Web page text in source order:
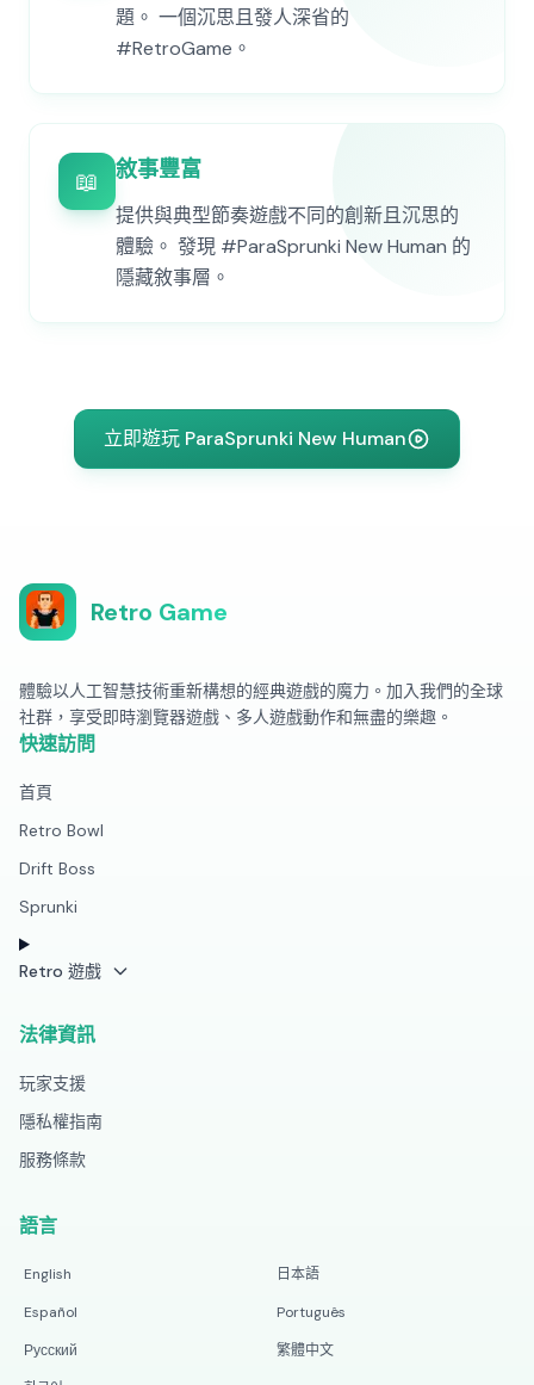
題。 一個沉思且發人深省的
#RetroGame。
📖 敘事豐富
提供與典型節奏遊戲不同的創新且沉思的
體驗。 發現 #ParaSprunki New Human 的
隱藏敘事層。
立即遊玩 ParaSprunki New Human
Retro Game
體驗以人工智慧技術重新構想的經典遊戲的魔力。加入我們的全球
社群，享受即時瀏覽器遊戲、多人遊戲動作和無盡的樂趣。
快速訪問
首頁
Retro Bowl
Drift Boss
Sprunki
Retro 遊戲
法律資訊
玩家支援
隱私權指南
服務條款
語言
English
日本語
Español
Português
Русский
繁體中文